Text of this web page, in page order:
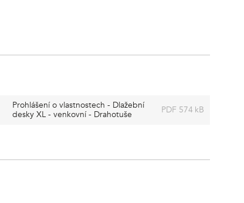
Prohlášení o vlastnostech - Dlažební
desky XL - venkovní - Drahotuše
PDF 574 kB